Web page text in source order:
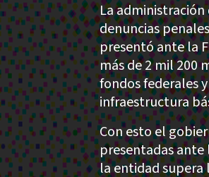
La administración
denuncias
presentó ante la
más de 2 mil 200
fondos federales
infraestructura
Con esto el
presentadas ante
la entidad supera